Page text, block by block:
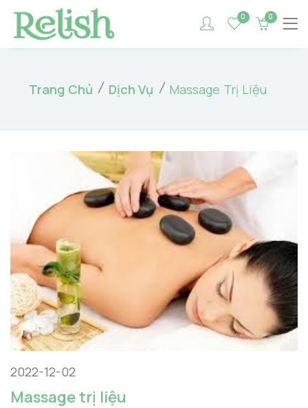
0 0
Trang Chủ Dịch Vụ Massage Trị Liệu
2022-12-02
Massage trị liệu